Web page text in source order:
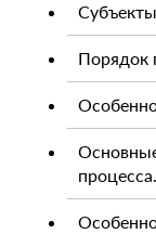
Порядок
процесса.